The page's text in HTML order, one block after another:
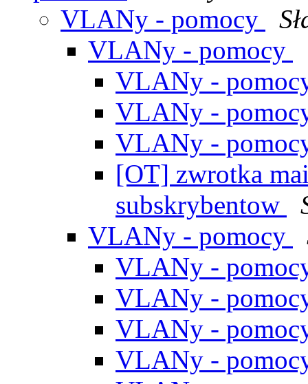
VLANy - pomocy
VLANy - pomocy
VLANy -
VLANy -
VLANy -
[OT] zwrotka
subskrybentow
VLANy - pomocy
VLANy -
VLANy -
VLANy -
VLANy -